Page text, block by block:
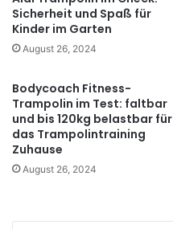
Sicherheit und Spaß für
Kinder im Garten
August 26, 2024
Bodycoach Fitness-
Trampolin im Test: faltbar
und bis 120kg belastbar für
das Trampolintraining
Zuhause
August 26, 2024